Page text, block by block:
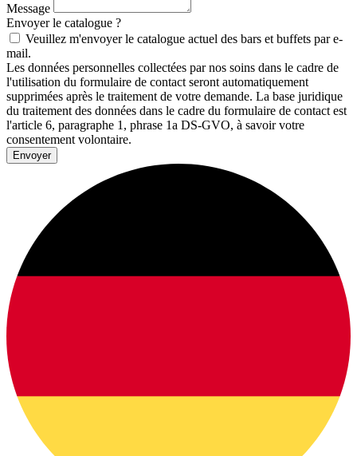
Message
Envoyer le catalogue ?
Veuillez m'envoyer le catalogue actuel des bars et buffets par e-
mail.
Les données personnelles collectées par nos soins dans le cadre de
l'utilisation du formulaire de contact seront automatiquement
supprimées après le traitement de votre demande. La base juridique
du traitement des données dans le cadre du formulaire de contact est
l'article 6, paragraphe 1, phrase 1a DS-GVO, à savoir votre
consentement volontaire.
Envoyer